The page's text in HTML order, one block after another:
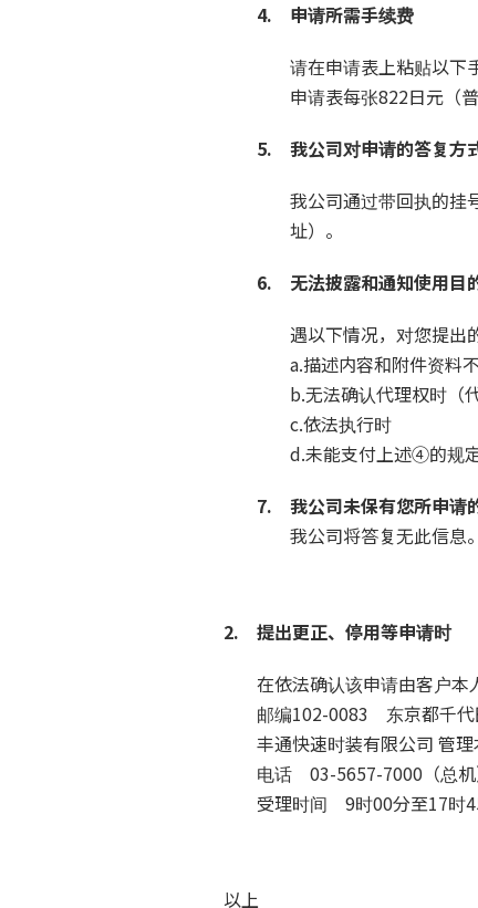
4. 申请所需手续费
请在申请表上粘贴以下
申请表每张822日元（
5. 我公司对申请的答复方
我公司通过带回执的挂
址）。
6. 无法披露和通知使用目
遇以下情况，对您提出
a.描述内容和附件资料
b.无法确认代理权时（
c.依法执行时
d.未能支付上述④的规
7. 我公司未保有您所申请
我公司将答复无此信息。
2. 提出更正、停用等申请时
在依法确认该申请由客户本
邮编102-0083 东京都千
丰通快速时装有限公司 管
电话 03-5657-7000（总机
受理时间 9时00分至17时
以上